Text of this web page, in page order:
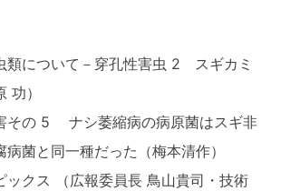
類について－穿孔性害虫 2 スギカミ
功）
その 5 ナシ萎縮病の病原菌はスギ非
病菌と同一種だった（梅本清作）
ックス （広報委員長 鳥山貴司・技術